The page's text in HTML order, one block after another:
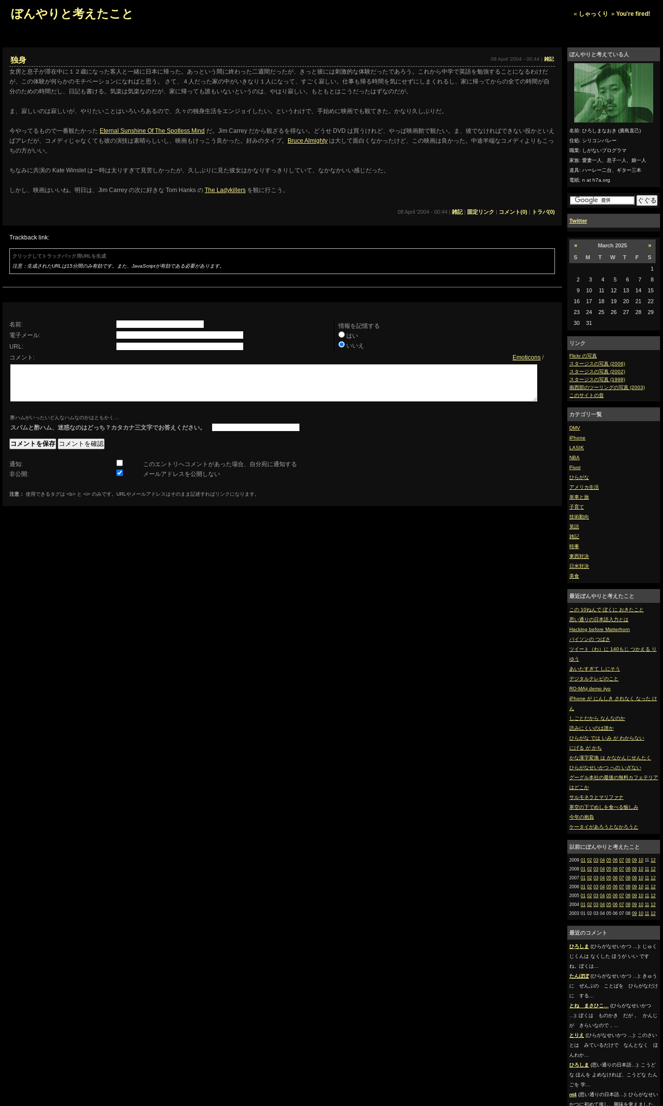
ぼんやりと考えたこと « しゃっくり » You're fired!
ぼんやりと考えている人
名前: ひろしまなおき (廣島直己)
住処: シリコンバレー
職業: しがないプログラマ
家族: 愛妻一人、息子一人、娘一人
道具: ハーレー二台、ギター三本
電紙: n at h7a.org
Twitter
« March 2025
»
S
M T W T F
S
1
2
3 4 5 6 7
8
9
10 11 12 13 14
15
16
17 18 19 20 21
22
23
24 25 26 27 28
29
30
31
リンク
Flickr の写真
スタージスの写真 (2006)
スタージスの写真 (2002)
スタージスの写真 (1998)
南西部のツーリングの写真 (2003)
このサイトの昔
カテゴリ一覧
DMV
iPhone
LASIK
NBA
Pivot
ひらがな
アメリカ生活
単車と旅
子育て
技術動向
英語
雑記
時事
東西対決
日米対決
美食
最近ぼんやりと考えたこと
この 10ねんで ぼくに おきたこと
思い通りの日本語入力とは
Hacking before Matterhorn
バイソンの つばさ
ツイート（わ）に 140もじ つかえる り
ゆう
あいたすぎて しにそう
デジタルテレビのこと
RO-MAji demo iiyo
iPhone が にんしき されなく なった け
ん
しごとだから なんなのか
読みにくいのは誰か
ひらがな では いみ が わからない
にげる が かち
かな漢字変換 は かなかんじせんたく
ひらがなせいかつ への いざない
グーグル本社の最後の無料カフェテリア
はどこか
サルモネラとマリファナ
寒空の下でめしを食べる愉しみ
今年の抱負
ケータイがあろうとなかろうと
以前にぼんやりと考えたこと
2009 01 02 03 04 05 06 07 08 09 10 11 12
2008 01 02 03 04 05 06 07 08 09 10 11 12
2007 01 02 03 04 05 06 07 08 09 10 11 12
2006 01 02 03 04 05 06 07 08 09 10 11 12
2005 01 02 03 04 05 06 07 08 09 10 11 12
2004 01 02 03 04 05 06 07 08 09 10 11 12
2003 01 02 03 04 05 06 07 08 09 10 11 12
最近のコメント
ひろしま (ひらがなせいかつ …): じゅく
じくんは なくした ほうが いい です
ね。ぼくは…
たんぽぽ(ひらがなせいかつ …): きゅう
に ぜんぶの ことばを ひらがなだけ
に する…
とね まさひこ…
(ひらがなせいかつ
…): ぼくは ものかき だが， かんじ
が きらいなので，…
とりえ (ひらがなせいかつ …): このさい
とは みているだけで なんとなく ほ
んわか…
ひろしま (思い通りの日本語…): こうど
な ほんを よめなければ、こうどな たん
ごを 学…
nt4 (思い通りの日本語…): ひらがなせい
かつに初めて接し、興味を覚えました。
08 April '2004 - 00:44 | 雑記
独身
女房と息子が滞在中に１２歳になった客人と一緒に日本に帰った。あっという間に終わった二週間だったが、きっと彼には刺激的な体験だったであろう。これから中学で英語を勉強することになるわけだ
が、この体験が何らかのモチベーションになればと思う。 さて、４人だった家の中がいきなり１人になって、すごく寂しい。仕事も帰る時間を気にせずにしまくれるし、家に帰ってからの全ての時間が自
分のための時間だし、日記も書ける。気楽は気楽なのだが、家に帰っても誰もいないというのは、やはり寂しい。もともとはこうだったはずなのだが。
ま、寂しいのは寂しいが、やりたいことはいろいろあるので、久々の独身生活をエンジョイしたい。というわけで、手始めに映画でも観てきた。かなり久しぶりだ。
今やってるもので一番観たかった Eternal Sunshine Of The Spotless Mind だ。Jim Carrey だから観ざるを得ない。どうせ DVD は買うけれど、やっぱ映画館で観たい。ま、彼でなければできない役かといえ
ばアレだが、コメディじゃなくても彼の演技は素晴らしいし、映画もけっこう良かった。好みのタイプ。
Bruce Almighty は大して面白くなかったけど、この映画は良かった。中途半端なコメディよりもこっ
ちの方がいい。
ちなみに共演の Kate Winslet は一時は太りすぎて見苦しかったが、久しぶりに見た彼女はかなりすっきりしていて、なかなかいい感じだった。
しかし、映画はいいね。明日は、Jim Carrey の次に好きな Tom Hanks の The Ladykillers を観に行こう。
08 April '2004 - 00:44 | 雑記| 固定リンク | コメント(0) | トラバ(0)
Trackback link:
クリックしてトラックバック用URLを生成
注意：生成されたURLは15分間のみ有効です。また、JavaScriptが有効である必要があります。
名前:
情報を記憶する
はい
いいえ
電子メール:
URL:
コメント:
Emoticons /
酢ハムがいったいどんなハムなのかはともかく…
スパムと酢ハム、迷惑なのはどっち？カタカナ三文字でお答えください。
通知:
このエントリへコメントがあった場合、自分宛に通知する
非公開:
メールアドレスを公開しない
注意： 使用できるタグは <b> と <i> のみです。URLやメールアドレスはそのまま記述すればリンクになります。